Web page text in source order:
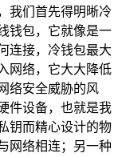
我们首先得明晰冷
钱包，它就像是一
连接，冷钱包最大
网络，它大大降低
络安全威胁的风
件设备，也就是我
钥而精心设计的物
网络相连；另一种